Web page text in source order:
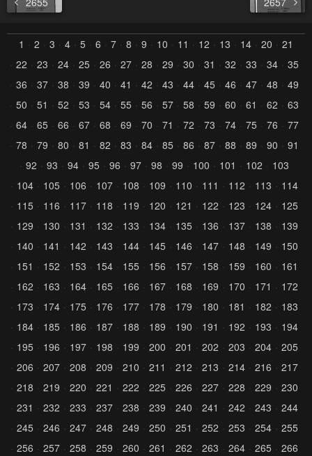
1 2 3 4 5 6 7 8 9 10 11 12 13 14 20
21
22
23 24 25 26 27 28 29 30 31 32 33 34
35
36
37 38 39 40 41 42 43 44 45 46 47 48
49
50
51 52 53 54 55 56 57 58 59 60 61 62
63
64
65 66 67 68 69 70 71 72 73 74 75 76
77
78
79 80 81 82 83 84 85 86 87 88 89 90
91
92
93 94 95 96 97 98 99 100 101 102
103
104
105 106 107 108 109 110 111 112 113
114
115
116 117 118 119 120 121 122 123 124
125
129
130 131 132 133 134 135 136 137 138
139
140
141 142 143 144 145 146 147 148 149
150
151
152 153 154 155 156 157 158 159 160
161
162
163 164 165 166 167 168 169 170 171
172
173
174 175 176 177 178 179 180 181 182
183
184
185 186 187 188 189 190 191 192 193
194
195
196 197 198 199 200 201 202 203 204
205
206
207 208 209 210 211 212 213 214 216
217
218
219 220 221 222 225 226 227 228 229
230
231
232 233 237 238 239 240 241 242 243
244
245
246 247 248 249 250 251 252 253 254
255
256
257 258 259 260 261 262 263 264 265
266